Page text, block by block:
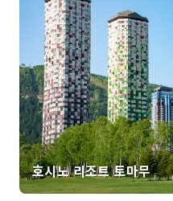
호시노 리조트 토마무